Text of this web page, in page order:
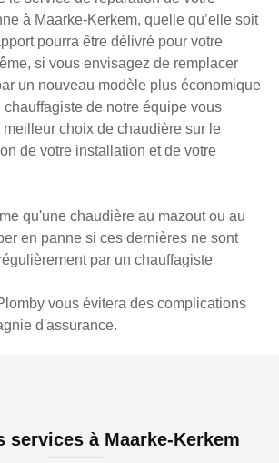
à Maarke-Kerkem, quelle qu’elle soit
pourra être délivré pour votre
si vous envisagez de remplacer
un nouveau modèle plus économique
de notre équipe vous
choix de chaudière sur le
de votre installation et de votre
qu'une chaudière au mazout ou au
en panne si ces dernières ne sont
par un chauffagiste
vous évitera des complications
d'assurance.
services à Maarke-Kerkem